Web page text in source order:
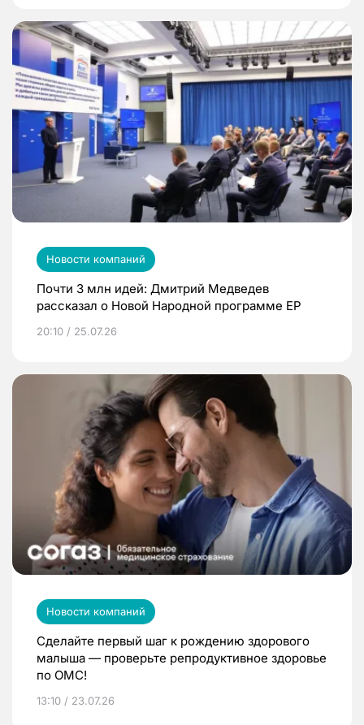
Новости компаний
Почти 3 млн идей: Дмитрий Медведев
рассказал о Новой Народной программе ЕР
20:10 / 25.07.26
Новости компаний
Сделайте первый шаг к рождению здорового
малыша — проверьте репродуктивное здоровье
по ОМС!
13:10 / 23.07.26